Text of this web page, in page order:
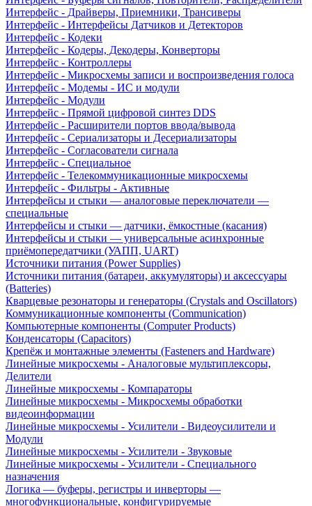
Интерфейс - Драйверы, Приемники, Трансиверы
Интерфейс - Интерфейсы Датчиков и Детекторов
Интерфейс - Кодеки
Интерфейс - Кодеры, Декодеры, Конверторы
Интерфейс - Контроллеры
Интерфейс - Микросхемы записи и воспроизведения голоса
Интерфейс - Модемы - ИС и модули
Интерфейс - Модули
Интерфейс - Прямой цифровой синтез DDS
Интерфейс - Расширители портов ввода/вывода
Интерфейс - Сериализаторы и Десериализаторы
Интерфейс - Согласователи сигнала
Интерфейс - Специальное
Интерфейс - Телекоммуникационные микросхемы
Интерфейс - Фильтры - Активные
Интерфейсы и стыки — аналоговые переключатели —
специальные
Интерфейсы и стыки — датчики, ёмкостные (касания)
Интерфейсы и стыки — универсальные асинхронные
приёмопередатчики (УАПП, UART)
Источники питания (Power Supplies)
Источники питания (батареи, аккумуляторы) и аксессуары
(Batteries)
Кварцевые резонаторы и генераторы (Crystals and Oscillators)
Коммуникационные компоненты (Communication)
Компьютерные компоненты (Computer Products)
Конденсаторы (Capacitors)
Крепёж и монтажные элементы (Fasteners and Hardware)
Линейные микросхемы - Аналоговые мультиплексоры,
Делители
Линейные микросхемы - Компараторы
Линейные микросхемы - Микросхемы обработки
видеоинформации
Линейные микросхемы - Усилители - Видеоусилители и
Модули
Линейные микросхемы - Усилители - Звуковые
Линейные микросхемы - Усилители - Специального
назначения
Логика — буферы, регистры и инверторы —
многофункциональные, конфигурируемые